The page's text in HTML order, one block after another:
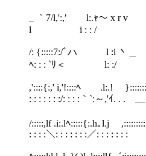
_ ｀7/l,':,′ l:.ｬ～ x r v
l i : : /
/: {:::::7:/ﾞハ l :i 丶＿
ﾍ: : : `ﾘ＜ l: :/
,
,'::::{:,' i,'!::::ﾍ .l:.!
: : : : : : :/: : : :｀`:～,'ｲ. . . __
/:::::,lf .i:.lﾍ:::::{:.h｡l.j
: : : :＼: : : : : : :／: : : : : : :
〃: